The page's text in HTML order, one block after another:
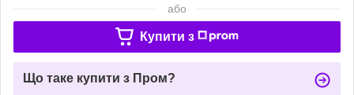
або
Купити з
Що таке купити з Пром?